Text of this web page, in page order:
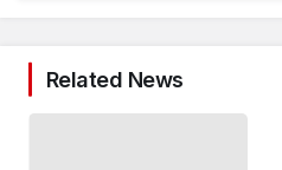
Related News